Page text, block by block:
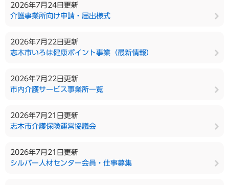
2026年7月24日更新
介護事業所向け申請・届出様式
2026年7月22日更新
志木市いろは健康ポイント事業（最新情報）
2026年7月22日更新
市内介護サービス事業所一覧
2026年7月21日更新
志木市介護保険運営協議会
2026年7月21日更新
シルバー人材センター会員・仕事募集